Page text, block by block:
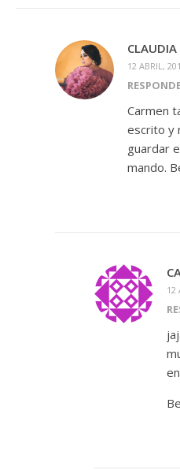
CLAUDIA
12 ABRIL,
Carmen
escrito y
guardar
mando.
12